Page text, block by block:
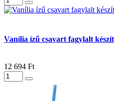
Vanília ízű csavart fagylalt
12 694 Ft